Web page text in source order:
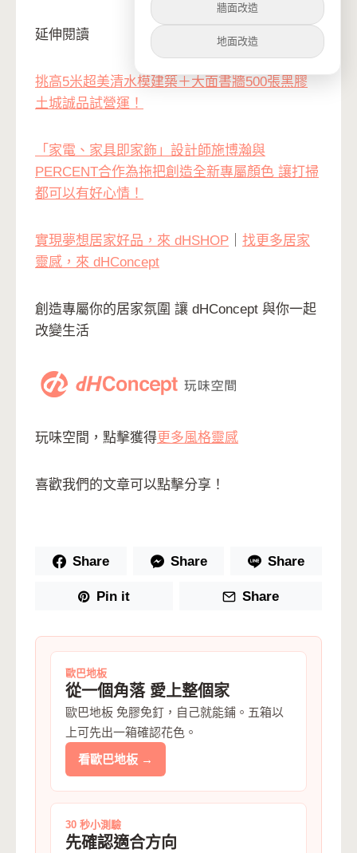
延伸閱讀
挑高5米超美清水模建築＋大面書牆500張黑膠
土城誠品試營運！
「家電、家具即家飾」設計師施博瀚與
PERCENT合作為拖把創造全新專屬顏色 讓打掃
都可以有好心情！
實現夢想居家好品，來 dHSHOP
找更多居家
靈感，來 dHConcept
創造專屬你的居家氛圍 讓 dHConcept 與你一起
改變生活
玩味空間，點擊獲得更多風格靈感
喜歡我們的文章可以點擊分享！
Share Share Share
Pin it Share
歐巴地板
從一個角落 愛上整個家
歐巴地板 免膠免釘，自己就能鋪。五箱以
上可先出一箱確認花色。
看歐巴地板 →
30 秒小測驗
先確認適合方向
牆面改造
地面改造